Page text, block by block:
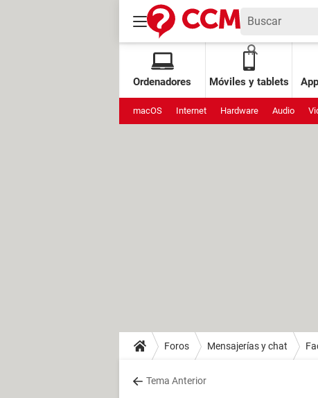
Ordenadores Móviles y tablets
macOS Internet Hardware Audio
Foros Mensajerías y chat
Tema Anterior